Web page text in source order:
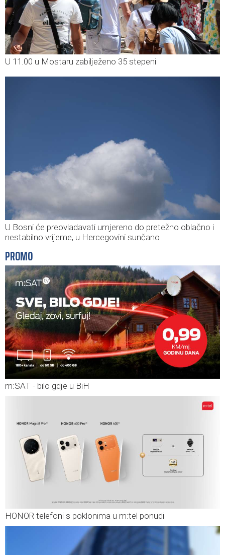
U 11.00 u Mostaru zabilježeno 35 stepeni
U Bosni će preovladavati umjereno do pretežno oblačno i
nestabilno vrijeme, u Hercegovini sunčano
PROMO
m:SAT - bilo gdje u BiH
HONOR telefoni s poklonima u m:tel ponudi